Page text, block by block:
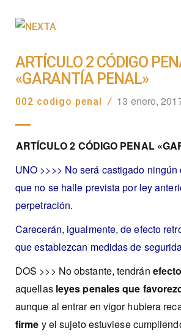
ARTÍCULO 2 CÓDIGO
«GARANTÍA PENAL»
002 codigo penal / 13 enero,
ARTÍCULO 2 CÓDIGO PENAL
UNO >>>> No será castigado ningún
que no se halle prevista por ley
perpetración.
Carecerán, igualmente, de efecto
que establezcan medidas de
DOS >>> No obstante, tendrán
aquellas leyes penales que
aunque al entrar en vigor hubiera
firme y el sujeto estuviese